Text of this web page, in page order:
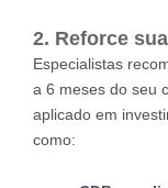
2. Reforce
Especialistas
a 6 meses do seu
aplicado em
como: